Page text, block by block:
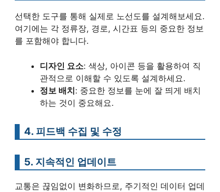
선택한 도구를 통해 실제로 노선도를 설계해보세요.
여기에는 각 정류장, 경로, 시간표 등의 중요한 정보
를 포함해야 합니다.
디자인 요소: 색상, 아이콘 등을 활용하여 직
관적으로 이해할 수 있도록 설계하세요.
정보 배치: 중요한 정보를 눈에 잘 띄게 배치
하는 것이 중요해요.
4. 피드백 수집 및 수정
5. 지속적인 업데이트
교통은 끊임없이 변화하므로, 주기적인 데이터 업데